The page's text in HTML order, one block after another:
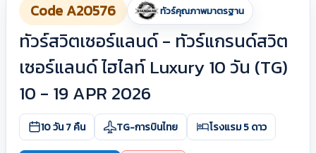
Code A20576 ทัวร์คุณภาพมาตรฐาน
ทัวร์สวิตเซอร์แลนด์ - ทัวร์แกรนด์สวิต
เซอร์แลนด์ ไฮไลท์ Luxury 10 วัน (TG)
10 - 19 APR 2026
10 วัน 7 คืน TG-การบินไทย โรงแรม 5 ดาว